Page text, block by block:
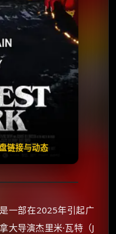
链接与动态
效请反馈
是一部在2025年引起广
大导演杰里米·瓦特（J